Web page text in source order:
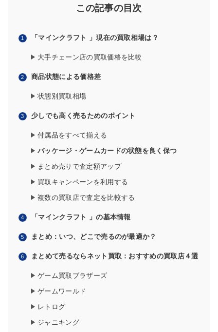
この記事の目次
「マインクラフト 」現在の買取相場は？
大手チェーン店の買取価格を比較
商品状態による価格差
状態別買取相場
少しでも高く売るためのポイント
付属品をすべて揃える
パッケージ・ゲームカードの状態を良く保つ
まとめ売りで査定額アップ
買取キャンペーンを利用する
複数の買取店で査定を比較する
「マインクラフト 」の基本情報
まとめ：いつ、どこで売るのが最適か？
まとめて売るならネット買取：おすすめの買取店４選
ゲーム買取ブラザーズ
ゲームワールド
レトログ
ジャニキング